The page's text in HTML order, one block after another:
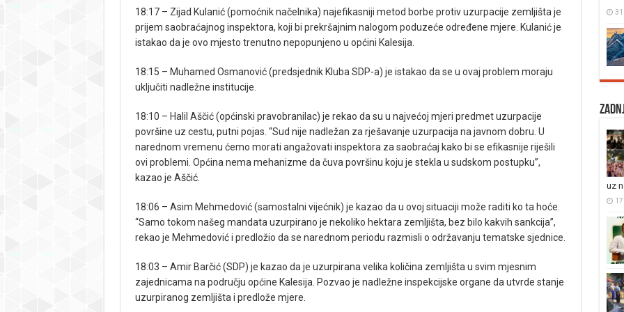
18:17 – Zijad Kulanić (pomoćnik načelnika) najefikasniji metod borbe protiv uzurpacije zemljišta je
prijem saobraćajnog inspektora, koji bi prekršajnim nalogom poduzeće određene mjere. Kulanić je
istakao da je ovo mjesto trenutno nepopunjeno u općini Kalesija.
18:15 – Muhamed Osmanović (predsjednik Kluba SDP-a) je istakao da se u ovaj problem moraju
uključiti nadležne institucije.
18:10 – Halil Aščić (općinski pravobranilac) je rekao da su u najvećoj mjeri predmet uzurpacije
površine uz cestu, putni pojas. “Sud nije nadležan za rješavanje uzurpacija na javnom dobru. U
narednom vremenu ćemo morati angažovati inspektora za saobraćaj kako bi se efikasnije riješili
ovi problemi. Općina nema mehanizme da čuva površinu koju je stekla u sudskom postupku”,
kazao je Aščić.
18:06 – Asim Mehmedović (samostalni vijećnik) je kazao da u ovoj situaciji može raditi ko ta hoće.
“Samo tokom našeg mandata uzurpirano je nekoliko hektara zemljišta, bez bilo kakvih sankcija”,
rekao je Mehmedović i predložio da se narednom periodu razmisli o održavanju tematske sjednice.
18:03 – Amir Barčić (SDP) je kazao da je uzurpirana velika količina zemljišta u svim mjesnim
zajednicama na području općine Kalesija. Pozvao je nadležne inspekcijske organe da utvrde stanje
uzurpiranog zemljišta i predlože mjere.
uz